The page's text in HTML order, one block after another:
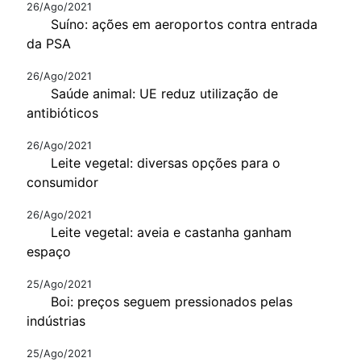
26/Ago/2021
Suíno: ações em aeroportos contra entrada
da PSA
26/Ago/2021
Saúde animal: UE reduz utilização de
antibióticos
26/Ago/2021
Leite vegetal: diversas opções para o
consumidor
26/Ago/2021
Leite vegetal: aveia e castanha ganham
espaço
25/Ago/2021
Boi: preços seguem pressionados pelas
indústrias
25/Ago/2021